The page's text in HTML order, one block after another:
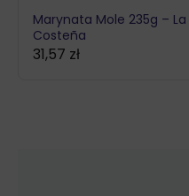
Marynata Mole 235g – La
Costeña
31,57 zł